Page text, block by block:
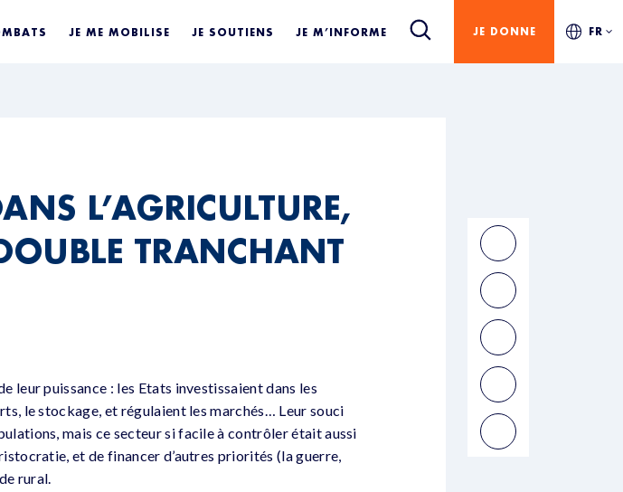
JE ME MOBILISE JE SOUTIENS JE M’INFORME JE DONNE FR
L’AGRICULTURE,
TRANCHANT
leur puissance : les Etats investissaient dans les
le stockage, et régulaient les marchés… Leur souci
mais ce secteur si facile à contrôler était aussi
et de financer d’autres priorités (la guerre,
rural.